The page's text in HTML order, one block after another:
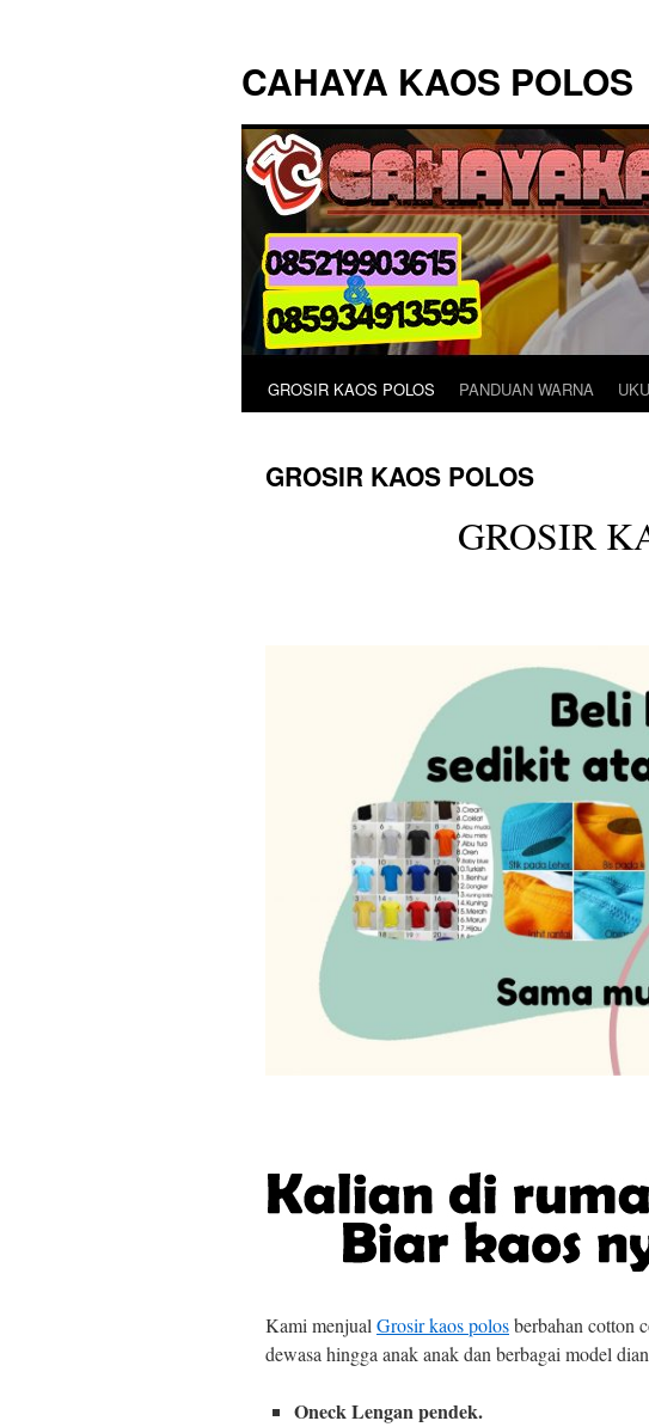
isi
CAHAYA KAOS POLOS
GROSIR KAOS POLOS PANDUAN WARNA
GROSIR KAOS POLOS
GROSIR
Kami menjualGrosir kaos polosberbahan cotton
dewasa hingga anak anak dan berbagai model
Oneck Lengan pendek.